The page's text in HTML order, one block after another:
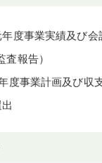
度事業実績及び会
査報告）
事業計画及び収